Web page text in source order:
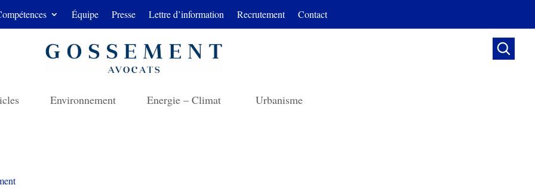
Équipe Presse Lettre d’information Recrutement Contact

Environnement Energie – Climat Urbanisme